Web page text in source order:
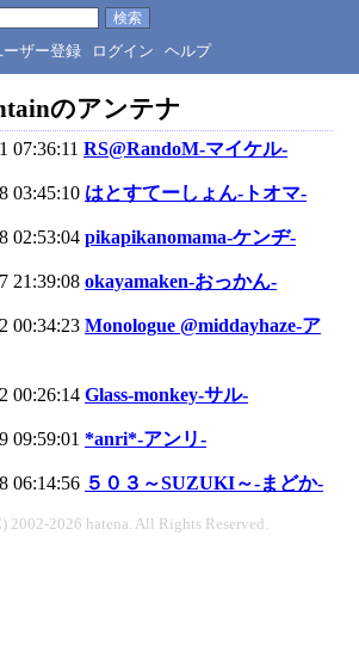
ーザー登録 ログイン ヘルプ
のアンテナ
07:36:11 RS@RandoM-マイケル-
03:45:10 はとすてーしょん-トオマ-
02:53:04 pikapikanomama-ケンヂ-
21:39:08 okayamaken-おっかん-
00:34:23 Monologue @middayhaze-ア
00:26:14 Glass-monkey-サル-
09:59:01 *anri*-アンリ-
06:14:56 ５０３～SUZUKI～-まどか-
2002-2026 hatena. All Rights Reserved.